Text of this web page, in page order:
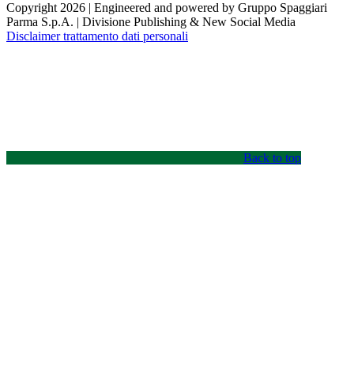
Copyright 2026 | Engineered and powered by Gruppo Spaggiari
Parma S.p.A. | Divisione Publishing & New Social Media
Disclaimer trattamento dati personali
Back to top